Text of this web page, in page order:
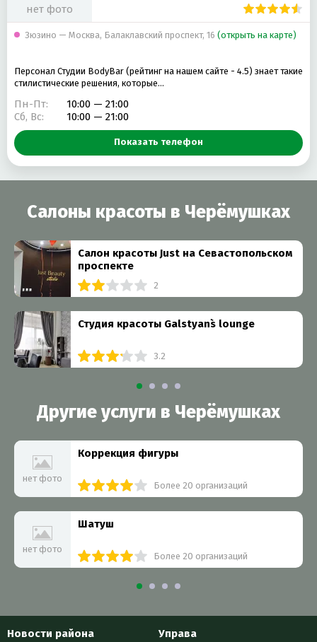
нет фото
Зюзино — Москва, Балаклавский проспект, 16 (открыть на карте)
Персонал Студии BodyBar (рейтинг на нашем сайте - 4.5) знает такие
стилистические решения, которые…
Пн-Пт:
10:00 — 21:00
Сб, Вс:
10:00 — 21:00
Показать телефон
Салоны красоты в Черёмушках
Салон красоты Just на Севастопольском
проспекте
2
Студия красоты Galstyan`s lounge
3.2
Другие услуги в Черёмушках
нет фото
Коррекция фигуры
Более 20 организаций
нет фото
Шатуш
Более 20 организаций
Новости района Управа